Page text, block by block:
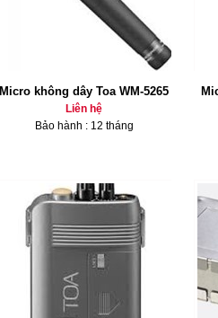
Micro không dây Toa WM-5265
Liên hệ
Bảo hành : 12 tháng